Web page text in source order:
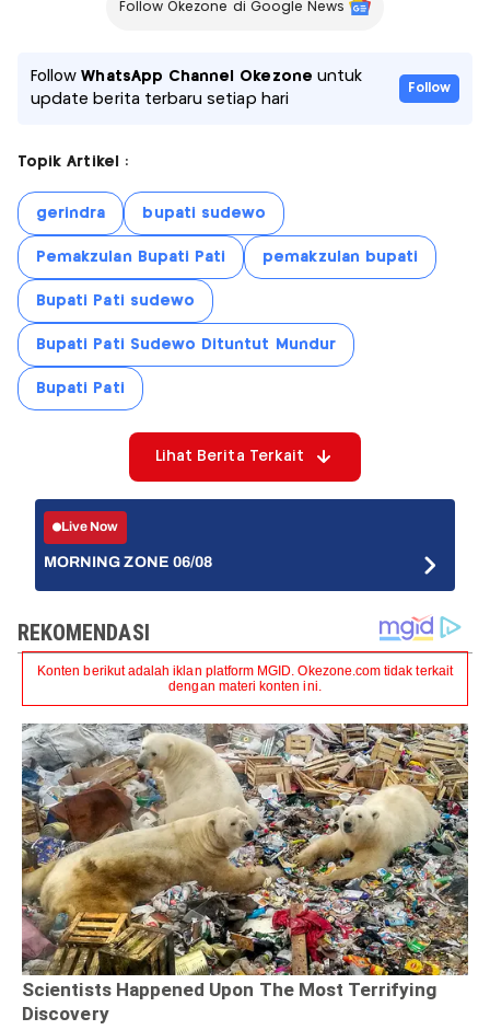
Follow Okezone di Google News
FollowWhatsApp Channel Okezone untuk
update berita terbaru setiap hari
Follow
Topik Artikel :
gerindra bupati sudewo
Pemakzulan Bupati Pati pemakzulan bupati
Bupati Pati sudewo
Bupati Pati Sudewo Dituntut Mundur
Bupati Pati
Lihat Berita Terkait
Live Now
MORNING ZONE 06/08